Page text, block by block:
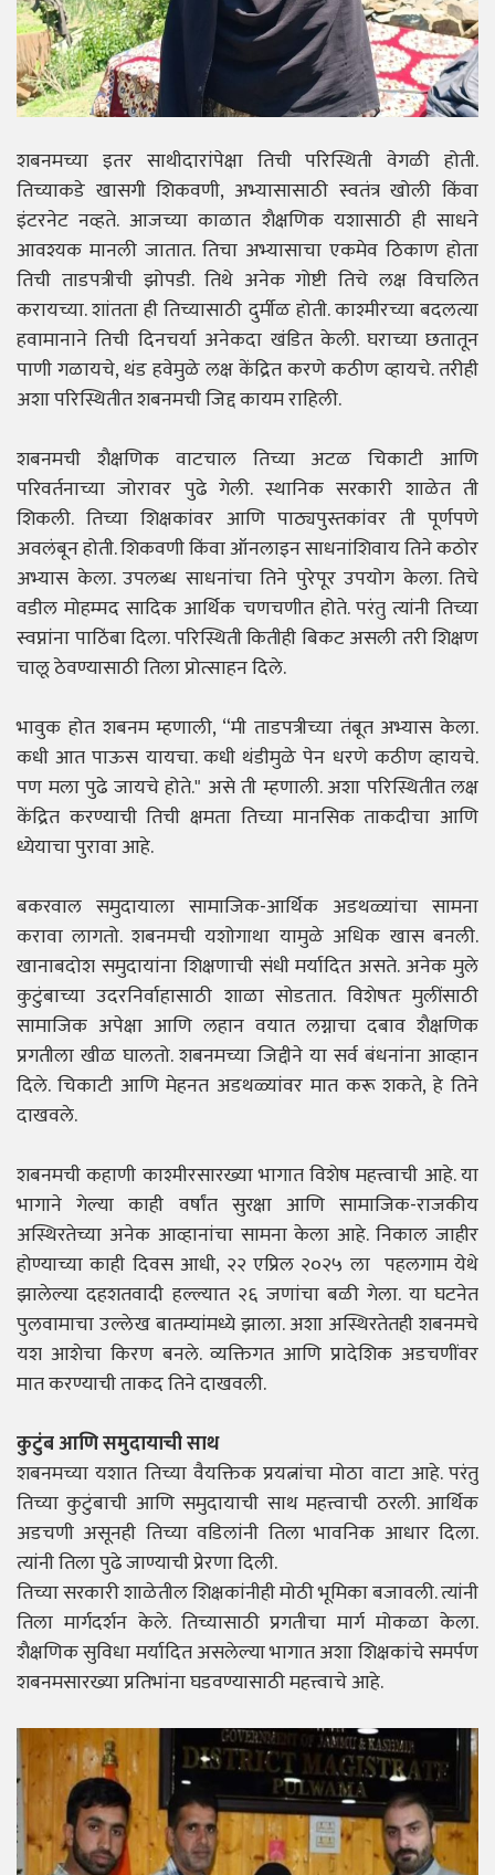
शबनमच्या इतर साथीदारांपेक्षा तिची परिस्थिती वेगळी होती.
तिच्याकडे खासगी शिकवणी, अभ्यासासाठी स्वतंत्र खोली किंवा
इंटरनेट नव्हते. आजच्या काळात शैक्षणिक यशासाठी ही साधने
आवश्यक मानली जातात. तिचा अभ्यासाचा एकमेव ठिकाण होता
तिची ताडपत्रीची झोपडी. तिथे अनेक गोष्टी तिचे लक्ष विचलित
करायच्या. शांतता ही तिच्यासाठी दुर्मीळ होती. काश्मीरच्या बदलत्या
हवामानाने तिची दिनचर्या अनेकदा खंडित केली. घराच्या छतातून
पाणी गळायचे, थंड हवेमुळे लक्ष केंद्रित करणे कठीण व्हायचे. तरीही
अशा परिस्थितीत शबनमची जिद्द कायम राहिली.
शबनमची शैक्षणिक वाटचाल तिच्या अटळ चिकाटी आणि
परिवर्तनाच्या जोरावर पुढे गेली. स्थानिक सरकारी शाळेत ती
शिकली. तिच्या शिक्षकांवर आणि पाठ्यपुस्तकांवर ती पूर्णपणे
अवलंबून होती. शिकवणी किंवा ऑनलाइन साधनांशिवाय तिने कठोर
अभ्यास केला. उपलब्ध साधनांचा तिने पुरेपूर उपयोग केला. तिचे
वडील मोहम्मद सादिक आर्थिक चणचणीत होते. परंतु त्यांनी तिच्या
स्वप्नांना पाठिंबा दिला. परिस्थिती कितीही बिकट असली तरी शिक्षण
चालू ठेवण्यासाठी तिला प्रोत्साहन दिले.
भावुक होत शबनम म्हणाली, “मी ताडपत्रीच्या तंबूत अभ्यास केला.
कधी आत पाऊस यायचा. कधी थंडीमुळे पेन धरणे कठीण व्हायचे.
पण मला पुढे जायचे होते." असे ती म्हणाली. अशा परिस्थितीत लक्ष
केंद्रित करण्याची तिची क्षमता तिच्या मानसिक ताकदीचा आणि
ध्येयाचा पुरावा आहे.
बकरवाल समुदायाला सामाजिक-आर्थिक अडथळ्यांचा सामना
करावा लागतो. शबनमची यशोगाथा यामुळे अधिक खास बनली.
खानाबदोश समुदायांना शिक्षणाची संधी मर्यादित असते. अनेक मुले
कुटुंबाच्या उदरनिर्वाहासाठी शाळा सोडतात. विशेषतः मुलींसाठी
सामाजिक अपेक्षा आणि लहान वयात लग्नाचा दबाव शैक्षणिक
प्रगतीला खीळ घालतो. शबनमच्या जिद्दीने या सर्व बंधनांना आव्हान
दिले. चिकाटी आणि मेहनत अडथळ्यांवर मात करू शकते, हे तिने
दाखवले.
शबनमची कहाणी काश्मीरसारख्या भागात विशेष महत्त्वाची आहे. या
भागाने गेल्या काही वर्षांत सुरक्षा आणि सामाजिक-राजकीय
अस्थिरतेच्या अनेक आव्हानांचा सामना केला आहे. निकाल जाहीर
होण्याच्या काही दिवस आधी, २२ एप्रिल २०२५ ला पहलगाम येथे
झालेल्या दहशतवादी हल्ल्यात २६ जणांचा बळी गेला. या घटनेत
पुलवामाचा उल्लेख बातम्यांमध्ये झाला. अशा अस्थिरतेतही शबनमचे
यश आशेचा किरण बनले. व्यक्तिगत आणि प्रादेशिक अडचणींवर
मात करण्याची ताकद तिने दाखवली.
कुटुंब आणि समुदायाची साथ
शबनमच्या यशात तिच्या वैयक्तिक प्रयत्नांचा मोठा वाटा आहे. परंतु
तिच्या कुटुंबाची आणि समुदायाची साथ महत्त्वाची ठरली. आर्थिक
अडचणी असूनही तिच्या वडिलांनी तिला भावनिक आधार दिला.
त्यांनी तिला पुढे जाण्याची प्रेरणा दिली.
तिच्या सरकारी शाळेतील शिक्षकांनीही मोठी भूमिका बजावली. त्यांनी
तिला मार्गदर्शन केले. तिच्यासाठी प्रगतीचा मार्ग मोकळा केला.
शैक्षणिक सुविधा मर्यादित असलेल्या भागात अशा शिक्षकांचे समर्पण
शबनमसारख्या प्रतिभांना घडवण्यासाठी महत्त्वाचे आहे.